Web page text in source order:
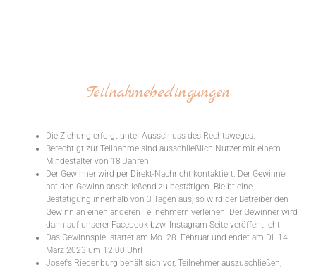
Teilnahmebedingungen
Die Ziehung erfolgt unter Ausschluss des Rechtsweges.
Berechtigt zur Teilnahme sind ausschließlich Nutzer mit einem
Mindestalter von 18 Jahren.
Der Gewinner wird per Direkt-Nachricht kontaktiert. Der Gewinner
hat den Gewinn anschließend zu bestätigen. Bleibt eine
Bestätigung innerhalb von 3 Tagen aus, so wird der Betreiber den
Gewinn an einen anderen Teilnehmern verleihen. Der Gewinner wird
dann auf unserer Facebook bzw. Instagram-Seite veröffentlicht.
Das Gewinnspiel startet am Mo. 28. Februar und endet am Di. 14.
März 2023 um 12:00 Uhr!
Josef’s Riedenburg behält sich vor, Teilnehmer auszuschließen,